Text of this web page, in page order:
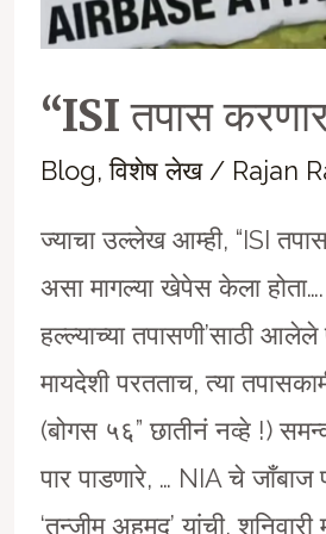
“ISI तपास
Blog,विशेष लेख/ Rajan
ज्याचा उल्लेख आम्ही, “ISI
असा मागल्या खेपेस केला होता….
हल्ल्याच्या तपासणी’साठी
मायदेशी परतताच, त्या
(बोगस ५६” छातीनं नव्हे !)
पार पाडणारे, … NIA चे जाँबाज
‘तन्जीम अहमद’ यांची, शनिवारी